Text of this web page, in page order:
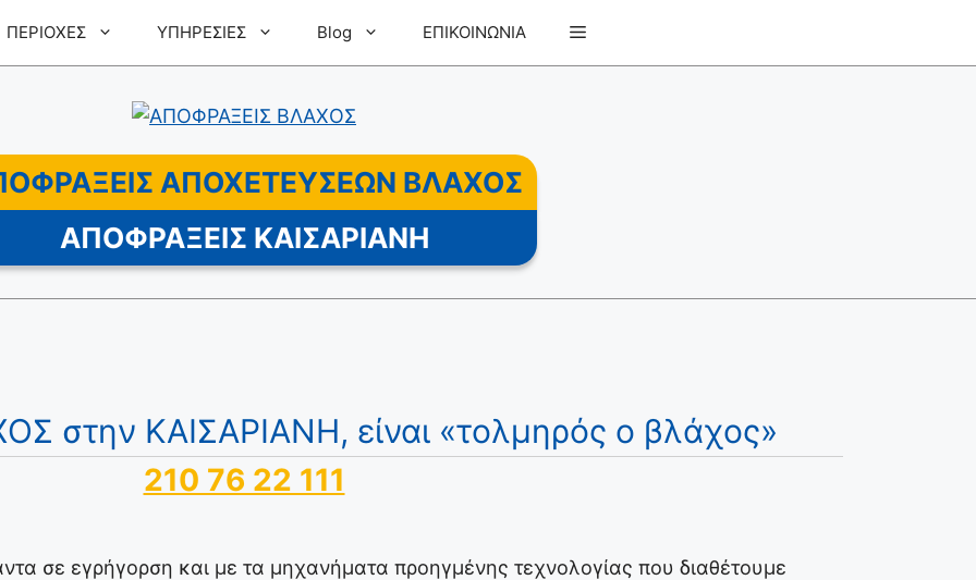
ΠΕΡΙΟΧΕΣ ΥΠΗΡΕΣΙΕΣ Blog ΕΠΙΚΟΙΝΩΝΙΑ
ΑΠΟΧΕΤΕΥΣΕΩΝ ΒΛΑΧΟΣ
ΑΠΟΦΡΑΞΕΙΣ ΚΑΙΣΑΡΙΑΝΗ
στην ΚΑΙΣΑΡΙΑΝΗ, είναι «τολμηρός ο βλάχος»
210 76 22 111
σε εγρήγορση και με τα μηχανήματα προηγμένης τεχνολογίας που διαθέτουμε